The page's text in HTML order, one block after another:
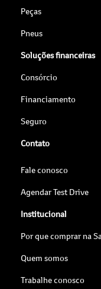
Pneus
Soluções financeiras
Consórcio
Financiamento
Seguro
Contato
Agendar Test Drive
Institucional
Por que comprar na
Quem somos
Trabalhe conosco
Blog